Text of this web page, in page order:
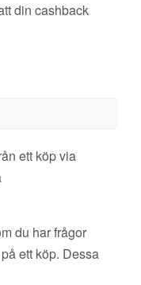
din cashback
ett köp via
du har frågor
ett köp. Dessa